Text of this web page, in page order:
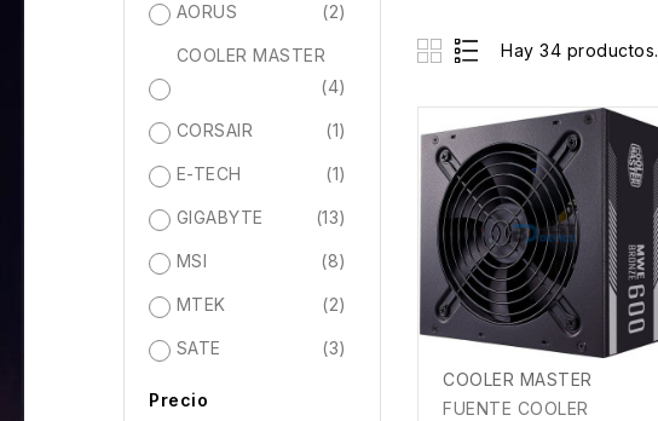
AORUS
(2)
COOLER MASTER
(4)
CORSAIR (1)
E-TECH (1)
GIGABYTE (13)
MSI (8)
MTEK (2)
SATE (3)
Precio
Hay 34 productos.
COOLER MASTER
FUENTE COOLER